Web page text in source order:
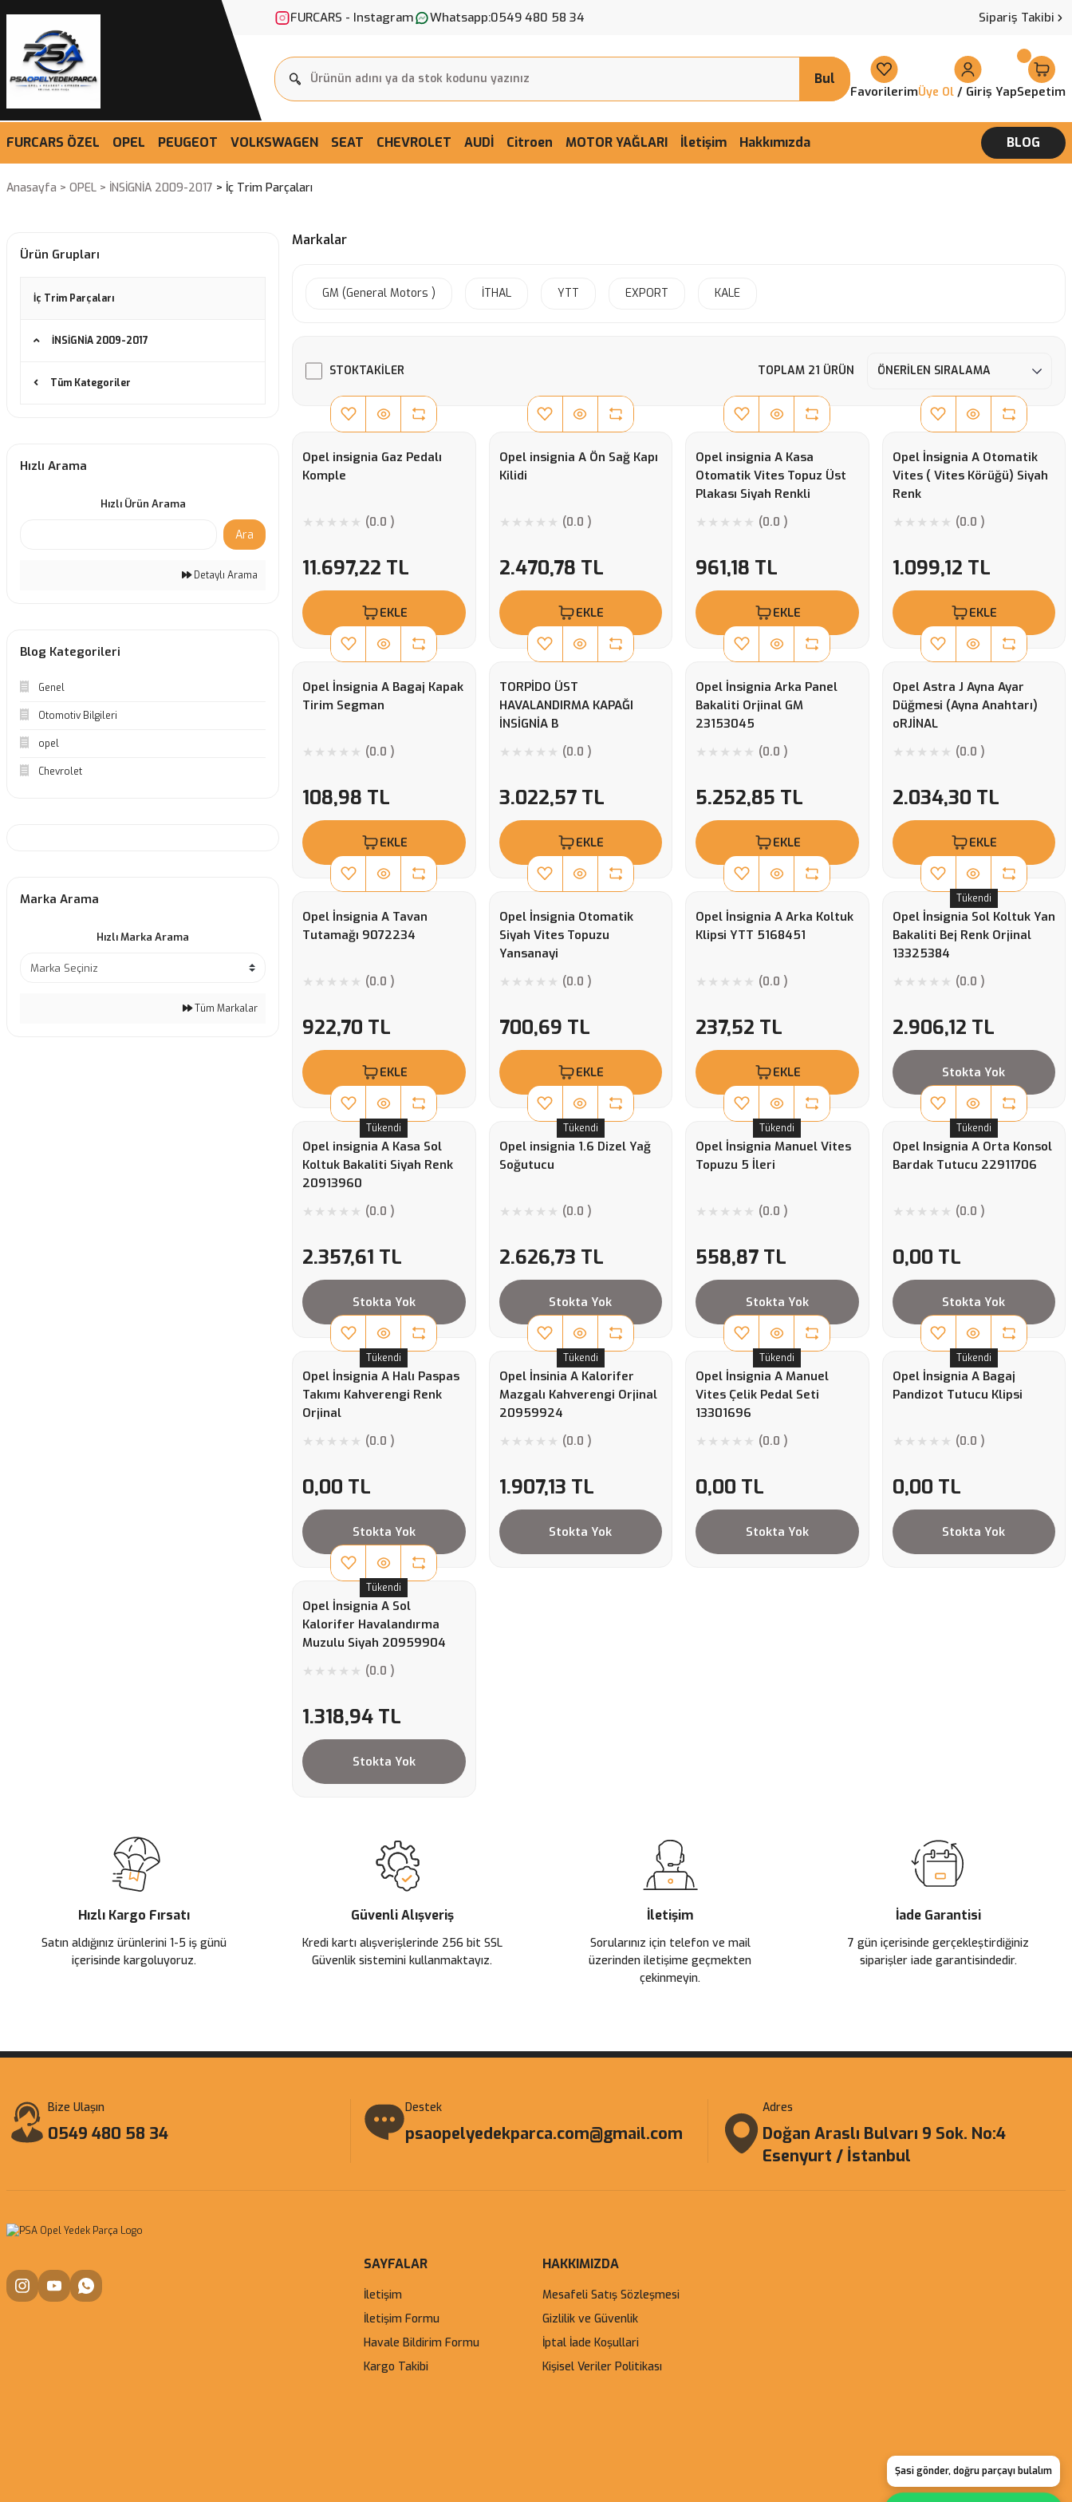
FURCARS - Instagram Whatsapp:0549 480 58 34 Sipariş Takibi
Bul
FavorilerimÜye Ol / Giriş YapSepetim
FURCARS ÖZEL OPEL PEUGEOT VOLKSWAGEN SEAT CHEVROLET AUDİ Citroen MOTOR YAĞLARI İletişim Hakkımızda BLOG
Anasayfa OPEL İNSİGNİA 2009-2017 İç Trim Parçaları
Ürün Grupları
İç Trim Parçaları
İNSİGNİA 2009-2017
Tüm Kategoriler
Hızlı Arama
Hızlı Ürün Arama
Ara
Detaylı Arama
Blog Kategorileri
Genel
Otomotiv Bilgileri
opel
Chevrolet
Marka Arama
Hızlı Marka Arama
Tüm Markalar
Markalar
GM (General Motors ) İTHAL YTT EXPORT KALE
STOKTAKILER TOPLAM 21 ÜRÜN
Opel insignia Gaz Pedalı
Komple
(0.0 )
11.697,22 TL
EKLE
Opel insignia A Ön Sağ Kapı
Kilidi
(0.0 )
2.470,78 TL
EKLE
Opel insignia A Kasa
Otomatik Vites Topuz Üst
Plakası Siyah Renkli
(0.0 )
961,18 TL
EKLE
Opel İnsignia A Otomatik
Vites ( Vites Körüğü) Siyah
Renk
(0.0 )
1.099,12 TL
EKLE
Opel İnsignia A Bagaj Kapak
Tirim Segman
(0.0 )
108,98 TL
EKLE
TORPİDO ÜST
HAVALANDIRMA KAPAĞI
İNSİGNİA B
(0.0 )
3.022,57 TL
EKLE
Opel İnsignia Arka Panel
Bakaliti Orjinal GM
23153045
(0.0 )
5.252,85 TL
EKLE
Opel Astra J Ayna Ayar
Düğmesi (Ayna Anahtarı)
oRJİNAL
(0.0 )
2.034,30 TL
EKLE
Opel İnsignia A Tavan
Tutamağı 9072234
(0.0 )
922,70 TL
EKLE
Opel İnsignia Otomatik
Siyah Vites Topuzu
Yansanayi
(0.0 )
700,69 TL
EKLE
Opel İnsignia A Arka Koltuk
Klipsi YTT 5168451
(0.0 )
237,52 TL
EKLE
Tükendi
Opel İnsignia Sol Koltuk Yan
Bakaliti Bej Renk Orjinal
13325384
(0.0 )
2.906,12 TL
Stokta Yok
Tükendi
Opel insignia A Kasa Sol
Koltuk Bakaliti Siyah Renk
20913960
(0.0 )
2.357,61 TL
Stokta Yok
Tükendi
Opel insignia 1.6 Dizel Yağ
Soğutucu
(0.0 )
2.626,73 TL
Stokta Yok
Tükendi
Opel İnsignia Manuel Vites
Topuzu 5 İleri
(0.0 )
558,87 TL
Stokta Yok
Tükendi
Opel Insignia A Orta Konsol
Bardak Tutucu 22911706
(0.0 )
0,00 TL
Stokta Yok
Tükendi
Opel İnsignia A Halı Paspas
Takımı Kahverengi Renk
Orjinal
(0.0 )
0,00 TL
Stokta Yok
Tükendi
Opel İnsinia A Kalorifer
Mazgalı Kahverengi Orjinal
20959924
(0.0 )
1.907,13 TL
Stokta Yok
Tükendi
Opel İnsignia A Manuel
Vites Çelik Pedal Seti
13301696
(0.0 )
0,00 TL
Stokta Yok
Tükendi
Opel İnsignia A Bagaj
Pandizot Tutucu Klipsi
(0.0 )
0,00 TL
Stokta Yok
Tükendi
Opel İnsignia A Sol
Kalorifer Havalandırma
Muzulu Siyah 20959904
(0.0 )
1.318,94 TL
Stokta Yok
Hızlı Kargo Fırsatı
Satın aldığınız ürünlerini 1-5 iş günü
içerisinde kargoluyoruz.
Güvenli Alışveriş
Kredi kartı alışverişlerinde 256 bit SSL
Güvenlik sistemini kullanmaktayız.
İletişim
Sorularınız için telefon ve mail
üzerinden iletişime geçmekten
çekinmeyin.
İade Garantisi
7 gün içerisinde gerçekleştirdiğiniz
siparişler iade garantisindedir.
Bize Ulaşın
0549 480 58 34
Destek
psaopelyedekparca.com@gmail.com
Adres
Doğan Araslı Bulvarı 9 Sok. No:4
Esenyurt / İstanbul
Şasi gönder, doğru parçayı bulalım
SAYFALAR
İletişim
İletişim Formu
Havale Bildirim Formu
Kargo Takibi
HAKKIMIZDA
Mesafeli Satış Sözleşmesi
Gizlilik ve Güvenlik
İptal İade Koşullari
Kişisel Veriler Politikası